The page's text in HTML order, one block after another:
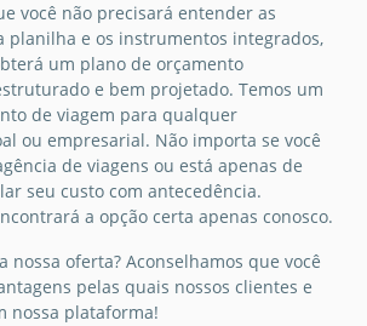
viagem mínima
que a viagem aconteça mesmo com
então você precisa calcular
para o voo, acomodação,
a várias entretenimentos.
você não precisará entender as
planilha e os instrumentos integrados,
um plano de orçamento
e bem projetado. Temos um
de viagem para qualquer
ou empresarial. Não importa se você
de viagens ou está apenas de
seu custo com antecedência.
a opção certa apenas conosco.
nossa oferta? Aconselhamos que você
pelas quais nossos clientes e
nossa plataforma!